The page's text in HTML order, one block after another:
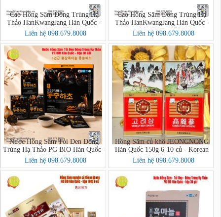
Cao Hồng Sâm Đông Trùng Hạ
Thảo HanKwangJang Hàn Quốc -
hộp 4 lọ x 250g
Liên hệ 098.679.8008
Cao Hồng Sâm Đông Trùng Hạ
Thảo HanKwangJang Hàn Quốc -
hộp 2 lọ x 250g
Liên hệ 098.679.8008
Nước Hồng Sâm Tỏi Đen Đông
Trùng Hạ Thảo PG BIO Hàn Quốc -
Hộp 30 Gói (New)
Liên hệ 098.679.8008
Hồng Sâm củ khô JEONGNONG
Hàn Quốc 150g 6-10 củ - Korean
Red Ginseng
Liên hệ 098.679.8008